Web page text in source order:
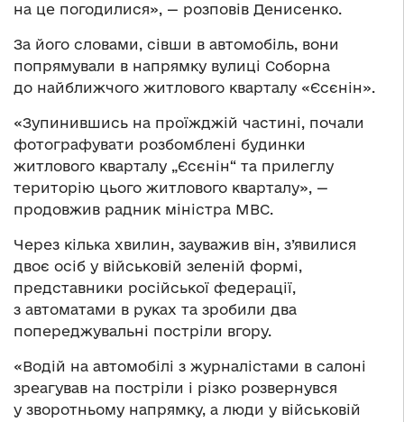
на це погодилися», — розповів Денисенко.
За його словами, сівши в автомобіль, вони
попрямували в напрямку вулиці Соборна
до найближчого житлового кварталу «Єсєнін».
«Зупинившись на проїжджій частині, почали
фотографувати розбомблені будинки
житлового кварталу „Єсєнін“ та прилеглу
територію цього житлового кварталу», —
продовжив радник міністра МВС.
Через кілька хвилин, зауважив він, з’явилися
двоє осіб у військовій зеленій формі,
представники російської федерації,
з автоматами в руках та зробили два
попереджувальні постріли вгору.
«Водій на автомобілі з журналістами в салоні
зреагував на постріли і різко розвернувся
у зворотньому напрямку, а люди у військовій